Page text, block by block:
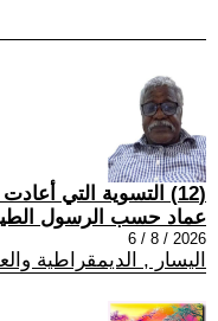
(12) التسوية التي أعادت إنتاج اختلال القوة
عماد حسب الرسول
2026 / 8 / 6
اليسار , الديمقراطية